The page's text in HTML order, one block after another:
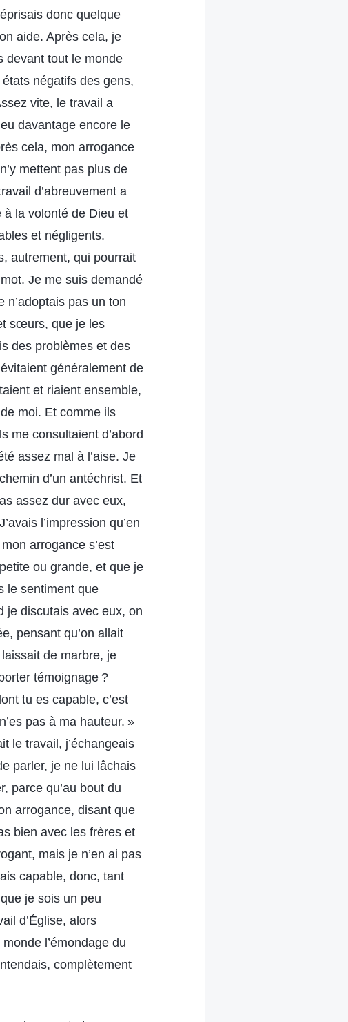
donc quelque
aide. Après cela, je
devant tout le monde
négatifs des gens,
vite, le travail a
davantage encore le
cela, mon arrogance
mettent pas plus de
d’abreuvement a
la volonté de Dieu et
et négligents.
autrement, qui pourrait
Je me suis demandé
pas un ton
sœurs, que je les
des problèmes et des
généralement de
et riaient ensemble,
moi. Et comme ils
me consultaient d’abord
assez mal à l’aise. Je
d’un antéchrist. Et
assez dur avec eux,
l’impression qu’en
arrogance s’est
ou grande, et que je
le sentiment que
je discutais avec eux, on
pensant qu’on allait
de marbre, je
témoignage ?
tu es capable, c’est
pas à ma hauteur. »
le travail, j’échangeais
parler, je ne lui lâchais
parce qu’au bout du
arrogance, disant que
bien avec les frères et
mais je n’en ai pas
capable, donc, tant
je sois un peu
d’Église, alors
l’émondage du
complètement